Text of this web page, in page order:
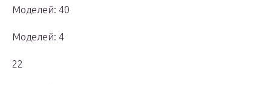
Моделей: 40
Моделей: 4
22